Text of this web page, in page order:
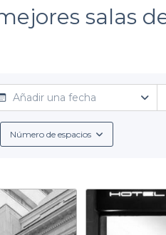
salas
Añadir una fecha
Número de espacios